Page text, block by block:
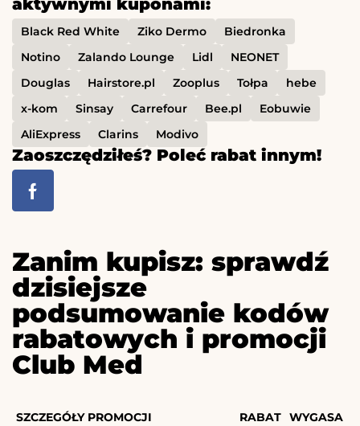
aktywnymi kuponami:
Black Red White Ziko Dermo
Biedronka
Notino
Zalando Lounge Lidl
NEONET
Douglas
Hairstore.pl Zooplus Tołpa
hebe
x-kom
Sinsay Carrefour Bee.pl
Eobuwie
AliExpress
Clarins Modivo
Zaoszczędziłeś? Poleć rabat innym!
Zanim kupisz: sprawdź
dzisiejsze
podsumowanie kodów
rabatowych i promocji
Club Med
SZCZEGÓŁY PROMOCJI RABAT WYGASA